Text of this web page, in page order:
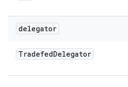
delegator
TradefedDelegator